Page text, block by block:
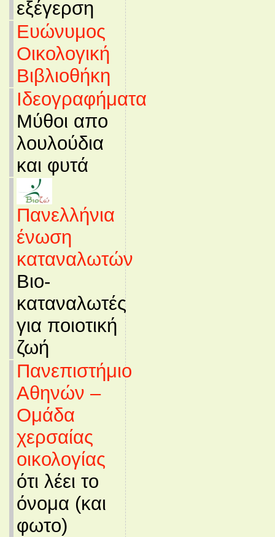
εξέγερση
Ευώνυμος
Οικολογική
Βιβλιοθήκη
Ιδεογραφήματα
Μύθοι απο
λουλούδια
και φυτά
Πανελλήνια
ένωση
καταναλωτών
Βιο-
καταναλωτές
για ποιοτική
ζωή
Πανεπιστήμιο
Αθηνών –
Ομάδα
χερσαίας
οικολογίας
ότι λέει το
όνομα (και
φωτο)